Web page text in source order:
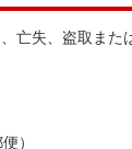
亡失、盗取また
）